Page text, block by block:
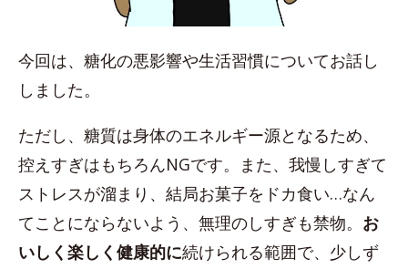
今回は、糖化の悪影響や生活習慣についてお話し
しました。
ただし、糖質は身体のエネルギー源となるため、
控えすぎはもちろんNGです。また、我慢しすぎて
ストレスが溜まり、結局お菓子をドカ食い…なん
てことにならないよう、無理のしすぎも禁物。 お
いしく楽しく健康的に続けられる範囲で、少しず